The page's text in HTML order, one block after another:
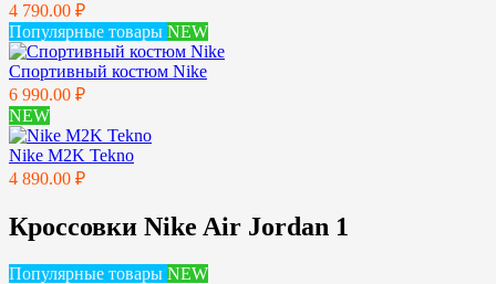
4 790.00 ₽
Популярные товары NEW
Спортивный костюм Nike
6 990.00 ₽
NEW
Nike M2K Tekno
4 890.00 ₽
Кроссовки Nike Air Jordan 1
Популярные товары NEW